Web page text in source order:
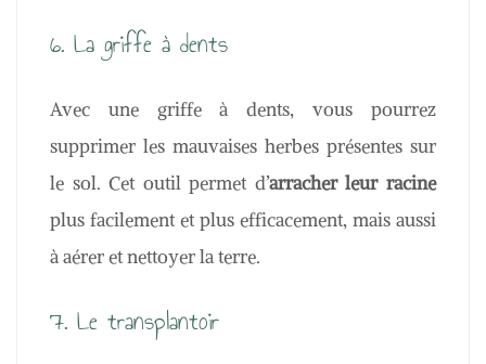
6. La griffe à dents
Avec une griffe à dents, vous pourrez
supprimer les mauvaises herbes présentes sur
le sol. Cet outil permet d’arracher leur racine
plus facilement et plus efficacement, mais aussi
à aérer et nettoyer la terre.
7. Le transplantoir